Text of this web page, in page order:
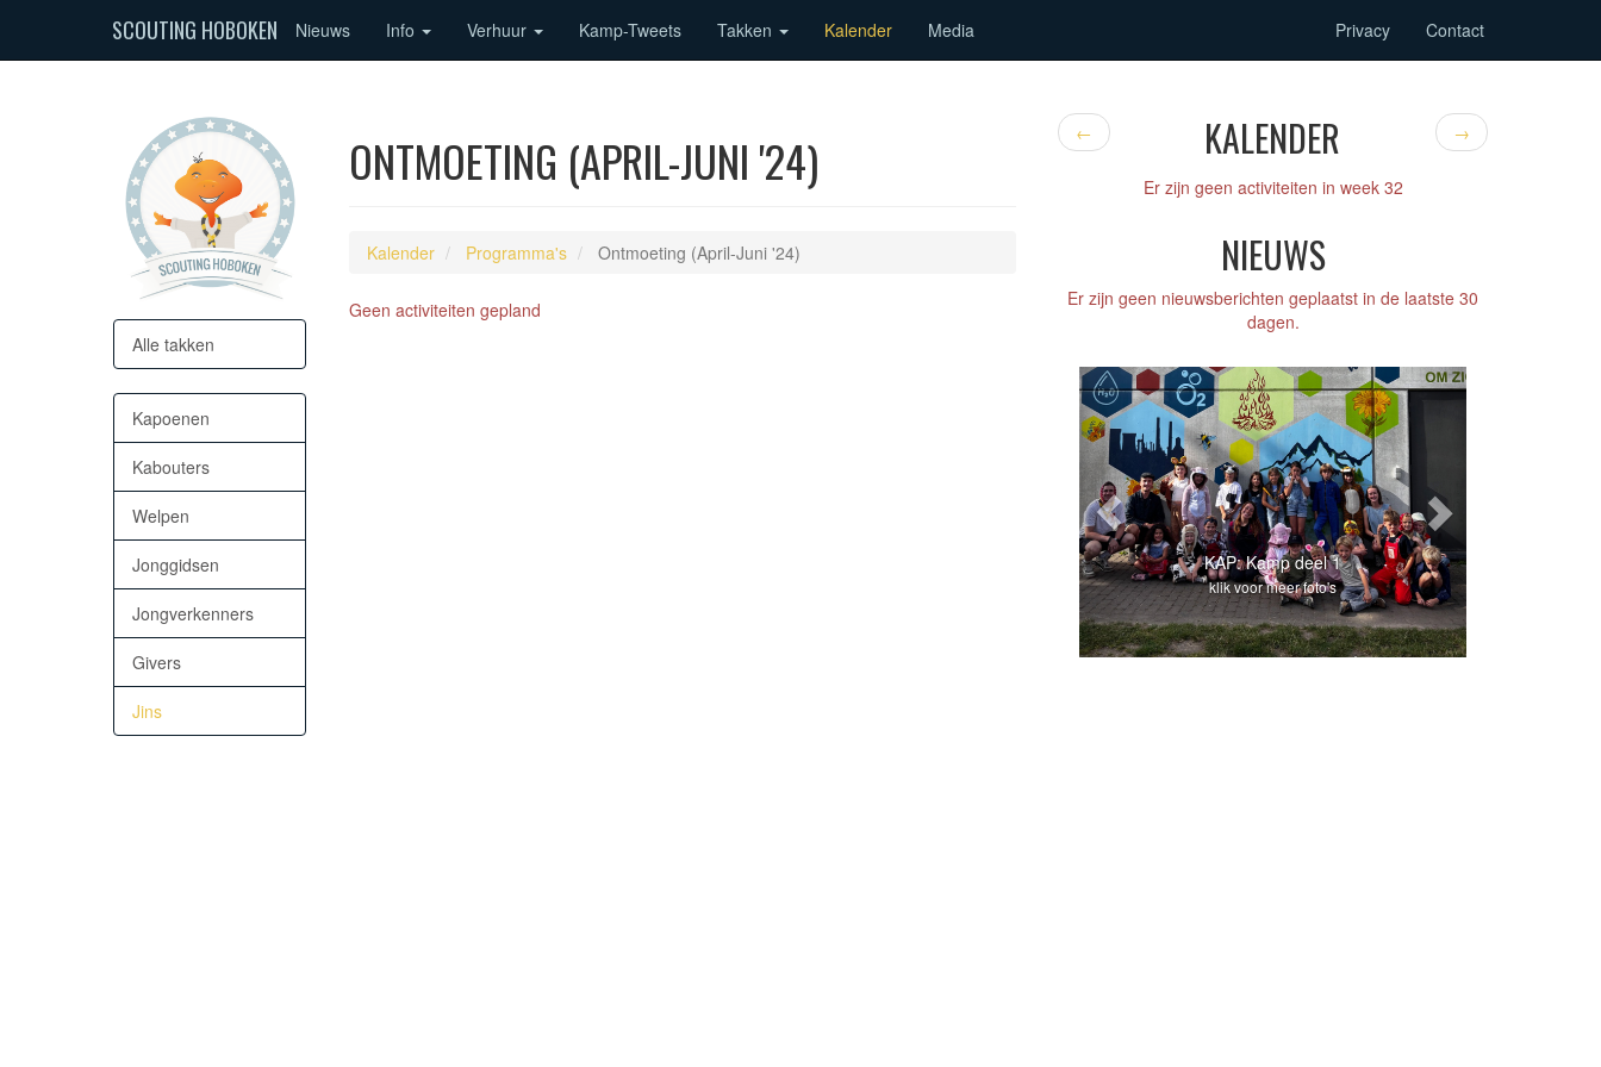
SCOUTING HOBOKEN Nieuws Info Verhuur Kamp-Tweets Takken Kalender Media Privacy Contact
Alle takken
Kapoenen
Kabouters
Welpen
Jonggidsen
Jongverkenners
Givers
Jins
ONTMOETING (APRIL-JUNI '24)
Kalender Programma's Ontmoeting (April-Juni '24)
Geen activiteiten gepland
← KALENDER →
Er zijn geen activiteiten in week 32
NIEUWS
Er zijn geen nieuwsberichten geplaatst in de laatste 30
dagen.
KAP: Kamp deel 1
klik voor meer foto's